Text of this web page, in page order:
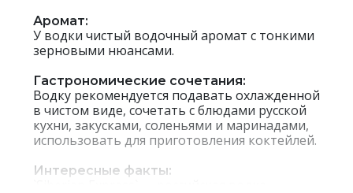
Аромат:
У водки чистый водочный аромат с тонкими
зерновыми нюансами.
Гастрономические сочетания:
Водку рекомендуется подавать охлажденной
в чистом виде, сочетать с блюдами русской
кухни, закусками, соленьями и маринадами,
использовать для приготовления коктейлей.
Интересные факты: